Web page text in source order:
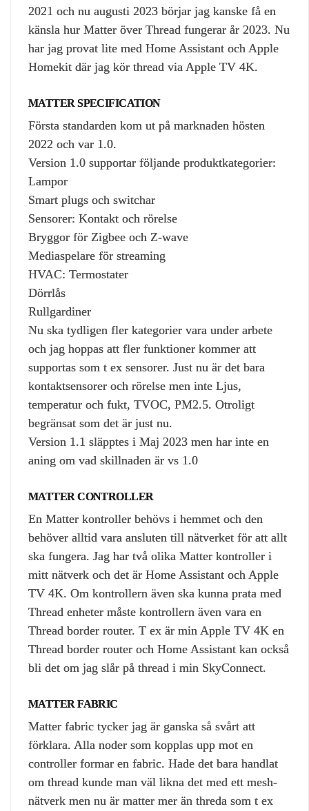
2021 och nu augusti 2023 börjar jag kanske få en
känsla hur Matter över Thread fungerar år 2023. Nu
har jag provat lite med Home Assistant och Apple
Homekit där jag kör thread via Apple TV 4K.
MATTER SPECIFICATION
Första standarden kom ut på marknaden hösten
2022 och var 1.0.
Version 1.0 supportar följande produktkategorier:
Lampor
Smart plugs och switchar
Sensorer: Kontakt och rörelse
Bryggor för Zigbee och Z-wave
Mediaspelare för streaming
HVAC: Termostater
Dörrlås
Rullgardiner
Nu ska tydligen fler kategorier vara under arbete
och jag hoppas att fler funktioner kommer att
supportas som t ex sensorer. Just nu är det bara
kontaktsensorer och rörelse men inte Ljus,
temperatur och fukt, TVOC, PM2.5. Otroligt
begränsat som det är just nu.
Version 1.1 släpptes i Maj 2023 men har inte en
aning om vad skillnaden är vs 1.0
MATTER CONTROLLER
En Matter kontroller behövs i hemmet och den
behöver alltid vara ansluten till nätverket för att allt
ska fungera. Jag har två olika Matter kontroller i
mitt nätverk och det är Home Assistant och Apple
TV 4K. Om kontrollern även ska kunna prata med
Thread enheter måste kontrollern även vara en
Thread border router. T ex är min Apple TV 4K en
Thread border router och Home Assistant kan också
bli det om jag slår på thread i min SkyConnect.
MATTER FABRIC
Matter fabric tycker jag är ganska så svårt att
förklara. Alla noder som kopplas upp mot en
controller formar en fabric. Hade det bara handlat
om thread kunde man väl likna det med ett mesh-
nätverk men nu är matter mer än threda som t ex